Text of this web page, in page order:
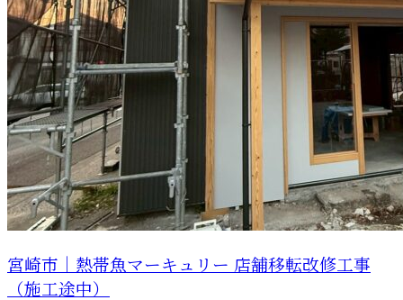
宮崎市｜熱帯魚マーキュリー 店舗移転改修工事
（施工途中）